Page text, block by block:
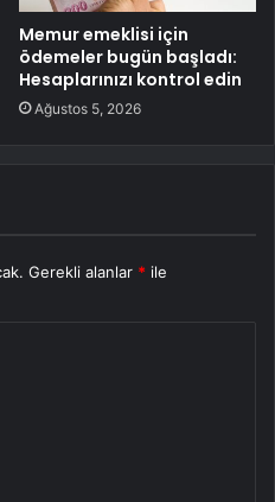
Memur emeklisi için
ödemeler bugün başladı:
Hesaplarınızı kontrol edin
Ağustos 5, 2026
Gerekli alanlar * ile